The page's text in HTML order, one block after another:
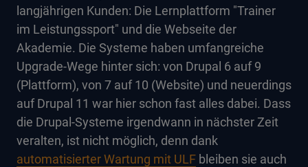
langjährigen Kunden: Die Lernplattform "Trainer
im Leistungssport" und die Webseite der
Akademie. Die Systeme haben umfangreiche
Upgrade-Wege hinter sich: von Drupal 6 auf 9
(Plattform), von 7 auf 10 (Website) und neuerdings
auf Drupal 11 war hier schon fast alles dabei. Dass
die Drupal-Systeme irgendwann in nächster Zeit
veralten, ist nicht möglich, denn dank
automatisierter Wartung mit ULF bleiben sie auch